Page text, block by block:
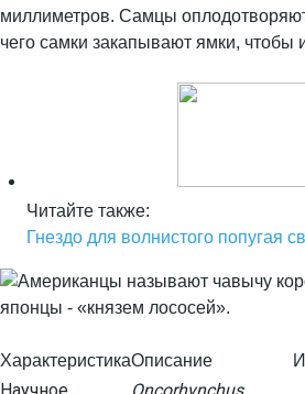
миллиметров. Самцы
чего самки закапывают ямки, чтобы
Читайте также:
Гнездо для волнистого попугая
ХарактеристикаОписание